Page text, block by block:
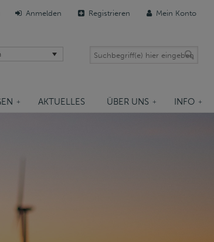
Anmelden Registrieren Mein Konto
AKTUELLES ÜBER UNS INFO